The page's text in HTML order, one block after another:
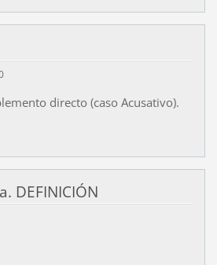
directo (caso Acusativo).
DEFINICIÓN